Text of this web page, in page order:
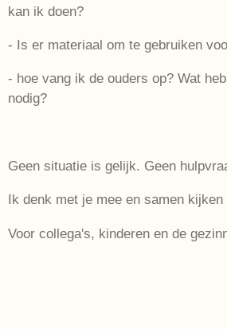
kan ik doen?
- Is er materiaal om te gebruiken
- hoe vang ik de ouders op? Wat
nodig?
Geen situatie is gelijk. Geen
Ik denk met je mee en samen
Voor collega's, kinderen en de